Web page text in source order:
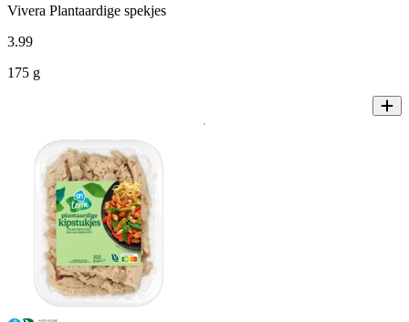
Vivera Plantaardige spekjes
3.99
175 g